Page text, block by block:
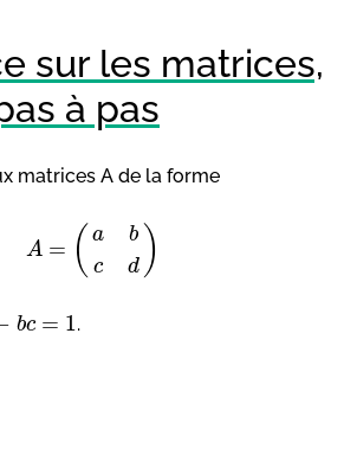
sur les matrices,
à pas
matrices A de la forme
A = ( a
c
b
d )
bc = 1.